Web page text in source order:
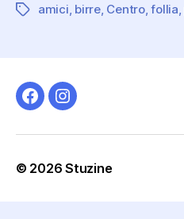
Tag amici birre, Centro,follia
FacebookInstagram
© 2026Stuzine